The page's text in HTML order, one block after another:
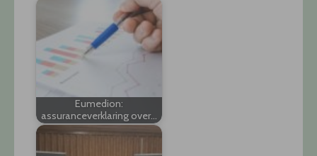
Eumedion:
assuranceverklaring over…